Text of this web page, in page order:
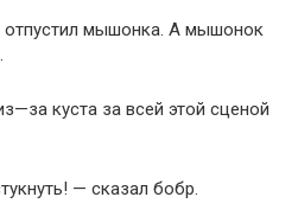
отпустил мышонка. А мышонок
куста за всей этой сценой
— сказал бобр.